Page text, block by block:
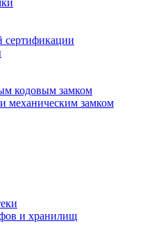
сертификации
кодовым замком
механическим замком
и хранилищ